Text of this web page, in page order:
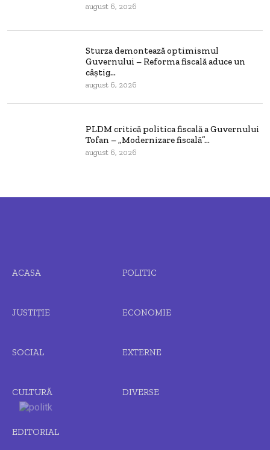
august 6, 2026
Sturza demontează optimismul
Guvernului – Reforma fiscală aduce un
câștig...
august 6, 2026
PLDM critică politica fiscală a Guvernului
Tofan – „Modernizare fiscală”...
august 6, 2026
ACASA POLITIC
JUSTIȚIE ECONOMIE
SOCIAL EXTERNE
CULTURĂ DIVERSE
EDITORIAL